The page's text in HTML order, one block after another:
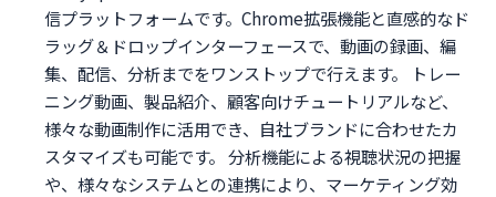
信プラットフォームです。Chrome拡張機能と直感的なド
ラッグ＆ドロップインターフェースで、動画の録画、編
集、配信、分析までをワンストップで行えます。 トレー
ニング動画、製品紹介、顧客向けチュートリアルなど、
様々な動画制作に活用でき、自社ブランドに合わせたカ
スタマイズも可能です。 分析機能による視聴状況の把握
や、様々なシステムとの連携により、マーケティング効